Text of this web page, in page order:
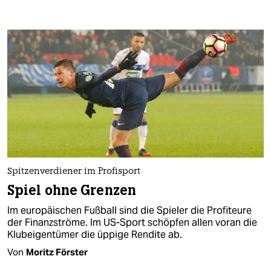
berlin
nord
wahrheit
verlag
verlag
veranstaltungen
fragen & hilfe
unterstützen
abo
Spitzenverdiener im Profisport
Spiel ohne Grenzen
Im europäischen Fußball sind die Spieler die Profiteure
der Finanzströme. Im US-Sport schöpfen allen voran die
Klubeigentümer die üppige Rendite ab.
Von Moritz Förster